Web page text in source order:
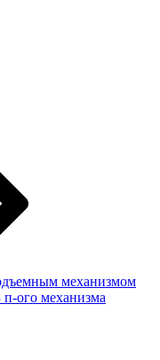
механизмом
ого механизма